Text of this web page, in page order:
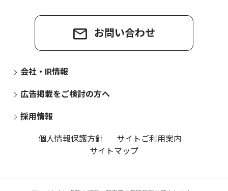
お問い合わせ
会社・IR情報
広告掲載をご検討の方へ
採用情報
個人情報保護方針
サイトご利用案内
サイトマップ